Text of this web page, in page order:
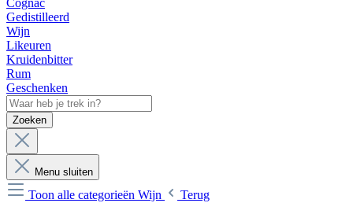
Cognac
Gedistilleerd
Wijn
Likeuren
Kruidenbitter
Rum
Geschenken
Zoeken
Menu sluiten
Toon alle categorieën Wijn
Terug